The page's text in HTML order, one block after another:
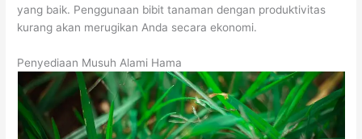
yang baik. Penggunaan bibit tanaman dengan produktivitas
kurang akan merugikan Anda secara ekonomi.
Penyediaan Musuh Alami Hama